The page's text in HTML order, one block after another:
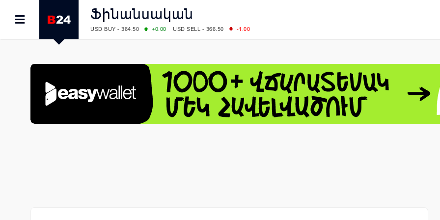
Ֆինանսական
USD BUY - 364.50 +0.00 USD SELL - 366.50
-1.00
COMEX: PLATINUM - 1749.90
LME: ALUMINIUM - 3184.00
-0.27 COPPER - 13791.00
-0.12
LME: NICKEL - 17249.00
+0.09 TIN - 55268.00
+2.50
LME: LEAD - 1877.50
-1.00 ZINC - 3643.00
+1.43
FOREX: USD/JPY - 158.37
+0.44 EUR/GBP - 1.1521
-0.23
FOREX: EUR/USD - 1.1521
-0.23 GBP/USD - 1.3448
-0.08